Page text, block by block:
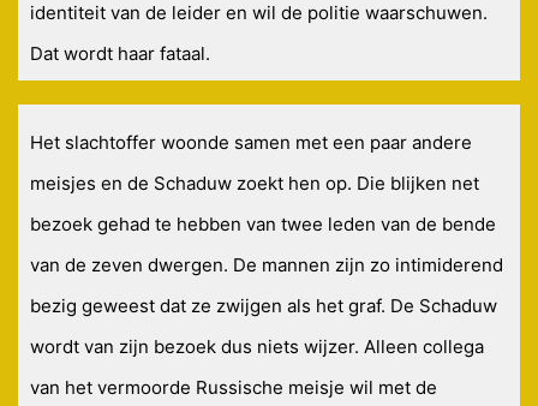
identiteit van de leider en wil de politie waarschuwen.
Dat wordt haar fataal.
Het slachtoffer woonde samen met een paar andere
meisjes en de Schaduw zoekt hen op. Die blijken net
bezoek gehad te hebben van twee leden van de bende
van de zeven dwergen. De mannen zijn zo intimiderend
bezig geweest dat ze zwijgen als het graf. De Schaduw
wordt van zijn bezoek dus niets wijzer. Alleen collega
van het vermoorde Russische meisje wil met de